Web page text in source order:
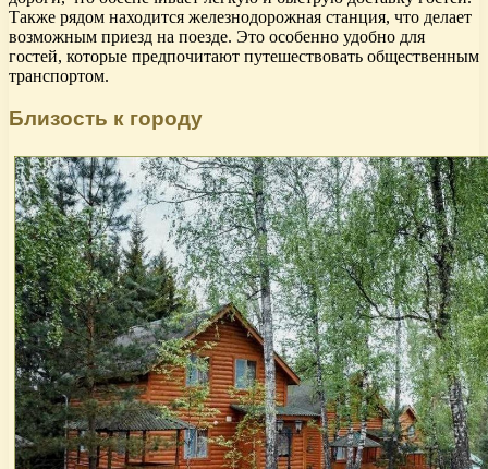
Также рядом находится железнодорожная станция, что делает
возможным приезд на поезде. Это особенно удобно для
гостей, которые предпочитают путешествовать общественным
транспортом.
Близость к городу